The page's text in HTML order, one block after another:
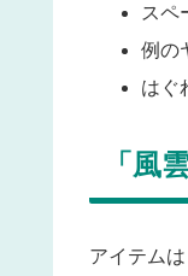
スペ
例の
はぐ
「風
アイテム